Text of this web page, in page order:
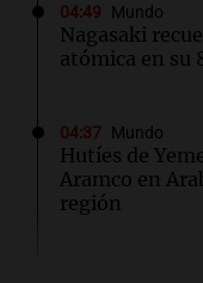
04:49 Mundo
Nagasaki
atómica en su
04:37 Mundo
Hutíes de
Aramco en
región